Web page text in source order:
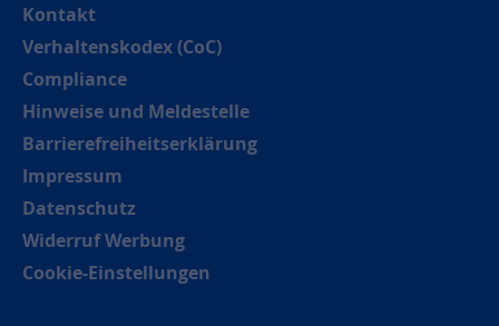
Kontakt
Verhaltenskodex (CoC)
Compliance
Hinweise und Meldestelle
Barrierefreiheitserklärung
Impressum
Datenschutz
Widerruf Werbung
Cookie-Einstellungen